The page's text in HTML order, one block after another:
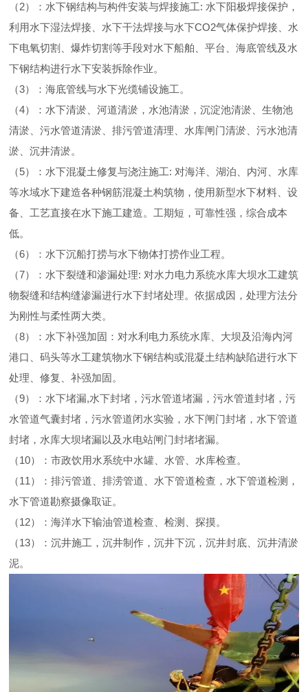
（2）：水下钢结构与构件安装与焊接施工: 水下阳极焊接保护，
利用水下湿法焊接、水下干法焊接与水下CO2气体保护焊接、水
下电氧切割、爆炸切割等手段对水下船舶、平台、海底管线及水
下钢结构进行水下安装拆除作业。
（3）：海底管线与水下光缆铺设施工。
（4）：水下清淤、河道清淤，水池清淤，沉淀池清淤、生物池
清淤、污水管道清淤、排污管道清理、水库闸门清淤、污水池清
淤、沉井清淤。
（5）：水下混凝土修复与浇注施工: 对海洋、湖泊、内河、水库
等水域水下建造各种钢筋混凝土构筑物，使用新型水下材料、设
备、工艺直接在水下施工建造。工期短，可靠性强，综合成本
低。
（6）：水下沉船打捞与水下物体打捞作业工程。
（7）：水下裂缝和渗漏处理: 对水力电力系统水库大坝水工建筑
物裂缝和结构缝渗漏进行水下封堵处理。依据成因，处理方法分
为刚性与柔性两大类。
（8）：水下补强加固：对水利电力系统水库、大坝及沿海内河
港口、码头等水工建筑物水下钢结构或混凝土结构缺陷进行水下
处理、修复、补强加固。
（9）：水下堵漏,水下封堵，污水管道堵漏，污水管道封堵，污
水管道气囊封堵，污水管道闭水实验，水下闸门封堵，水下管道
封堵，水库大坝堵漏以及水电站闸门封堵堵漏。
（10）：市政饮用水系统中水罐、水管、水库检查。
（11）：排污管道、排涝管道、水下管道检查，水下管道检测，
水下管道勘察摄像取证。
（12）：海洋水下输油管道检查、检测、探摸。
（13）：沉井施工，沉井制作，沉井下沉，沉井封底、沉井清淤
泥。